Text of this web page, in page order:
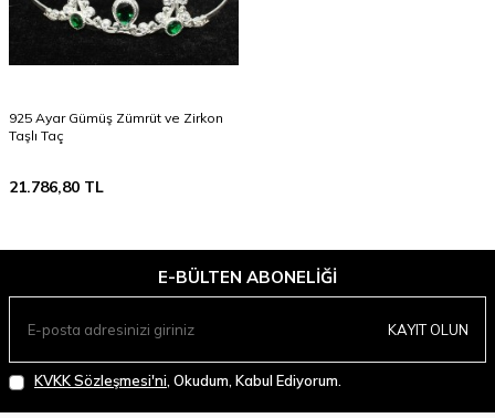
925 Ayar Gümüş Zümrüt ve Zirkon
Taşlı Taç
21.786,80 TL
E-BÜLTEN ABONELIĞI
KAYIT OLUN
KVKK Sözleşmesi'ni , Okudum, Kabul Ediyorum.